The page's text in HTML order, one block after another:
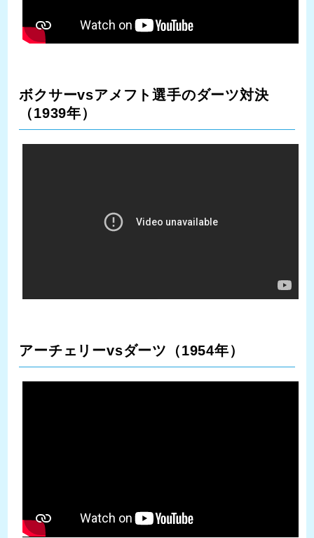
ボクサーvsアメフト選手のダーツ対決
（1939年）
アーチェリーvsダーツ（1954年）